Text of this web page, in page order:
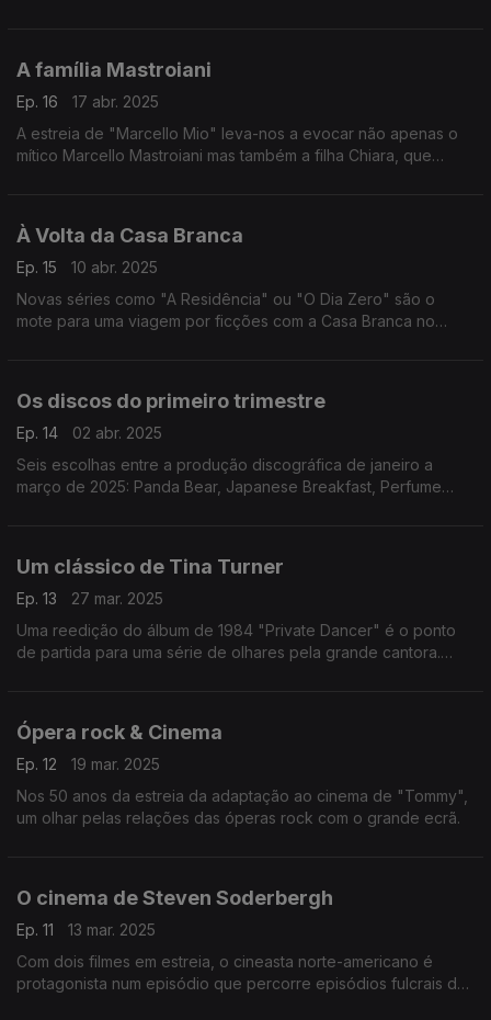
A família Mastroiani
Ep. 16
17 abr. 2025
A estreia de "Marcello Mio" leva-nos a evocar não apenas o
mítico Marcello Mastroiani mas também a filha Chiara, que
À Volta da Casa Branca
Ep. 15
10 abr. 2025
Novas séries como "A Residência" ou "O Dia Zero" são o
mote para uma viagem por ficções com a Casa Branca no
Os discos do primeiro trimestre
Ep. 14
02 abr. 2025
Seis escolhas entre a produção discográfica de janeiro a
março de 2025: Panda Bear, Japanese Breakfast, Perfume
Um clássico de Tina Turner
Ep. 13
27 mar. 2025
Uma reedição do álbum de 1984 "Private Dancer" é o ponto
de partida para uma série de olhares pela grande cantora.
Ópera rock & Cinema
Ep. 12
19 mar. 2025
Nos 50 anos da estreia da adaptação ao cinema de "Tommy",
um olhar pelas relações das óperas rock com o grande ecrã.
O cinema de Steven Soderbergh
Ep. 11
13 mar. 2025
Com dois filmes em estreia, o cineasta norte-americano é
protagonista num episódio que percorre episódios fulcrais de